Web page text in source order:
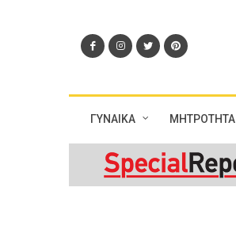
ΓΥΝΑΙΚΑ ΜΗΤΡΟΤΗΤΑ